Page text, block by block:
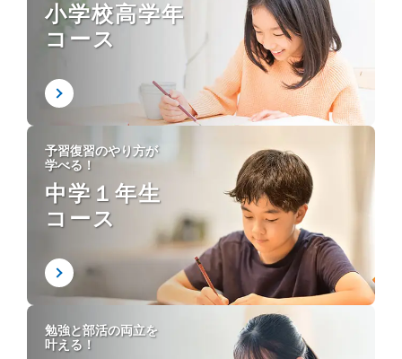
小学校高学年
コース
予習復習のやり方が
学べる！
中学１年生
コース
勉強と部活の両立を
叶える！